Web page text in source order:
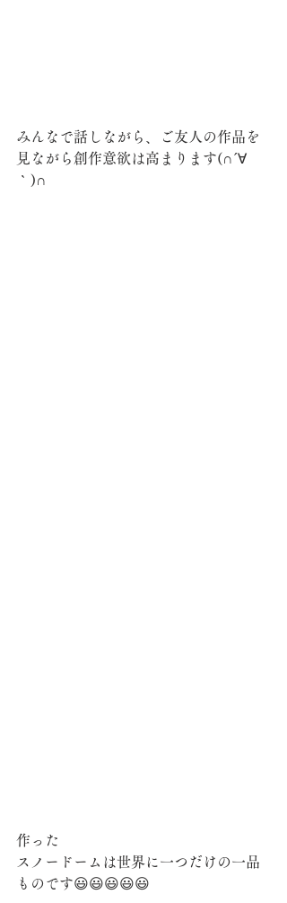
みんなで話しながら、ご友人の作品を
見ながら創作意欲は高まります(∩´∀
｀)∩
作った
スノードームは世界に一つだけの一品
ものです😃😃😃😃😃